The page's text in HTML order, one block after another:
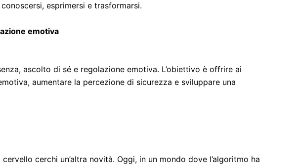
esprimersi e trasformarsi.
emotiva
ascolto di sé e regolazione emotiva. L’obiettivo è offrire ai
aumentare la percezione di sicurezza e sviluppare una
cerchi un’altra novità. Oggi, in un mondo dove l’algoritmo ha